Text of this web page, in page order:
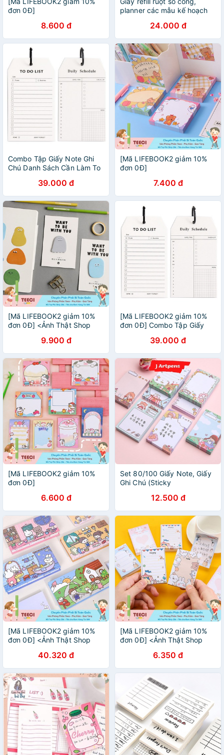
đơn 0Đ]
8.600 đ
planner các mẫu kế hoạch
list khổ A6/A5 bullet journal
24.000 đ
Combo Tập Giấy Note Ghi
Chú Danh Sách Cần Làm To
Kèm Khoen ( Tặng kèm Giấy
Note Bánh Bao)
39.000 đ
[Mã LIFEBOOK2 giảm 10%
đơn 0Đ]
7.400 đ
[Mã LIFEBOOK2 giảm 10%
đơn 0Đ] <Ảnh Thật Shop
Do List Ghi Chú Cảm Xúc
Đáng Yêu Teeci660
9.900 đ
[Mã LIFEBOOK2 giảm 10%
đơn 0Đ] Combo Tập Giấy
Cần Làm To Do List + Daily
Schedule Kèm Khoen
39.000 đ
[Mã LIFEBOOK2 giảm 10%
đơn 0Đ]
6.600 đ
Set 80/100 Giấy Note, Giấy
Ghi Chú (Sticky
Nhiều Mẫu (To Do List...)
Kích Thước 6*9 Cm
12.500 đ
[Mã LIFEBOOK2 giảm 10%
đơn 0Đ] <Ảnh Thật Shop
To Do List Ghi Chú 480 Tờ
Sweet House Teeci590
40.320 đ
[Mã LIFEBOOK2 giảm 10%
đơn 0Đ] <Ảnh Thật Shop
Do List Ghi Chú 100 Trang
Chú Thỏ Cute Teeci588
6.350 đ